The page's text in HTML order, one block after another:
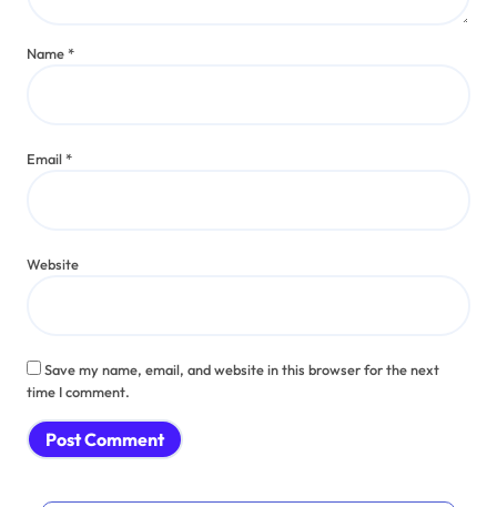
Name*
Email*
Website
Save my name, email, and website in this browser for the next
time I comment.